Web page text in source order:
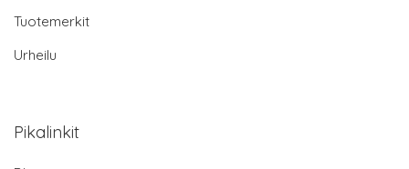
Tuotemerkit
Urheilu
Pikalinkit